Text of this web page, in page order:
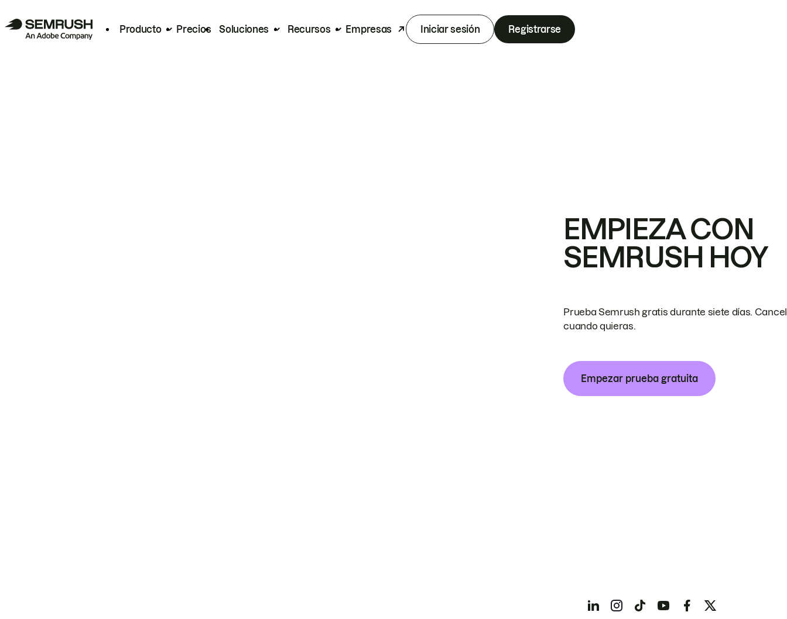
Producto Precios Soluciones Recursos Empresas Iniciar sesión Registrarse
EMPIEZA CON
SEMRUSH HOY
Prueba Semrush gratis durante siete días.
cuando quieras.
Empezar prueba gratuita